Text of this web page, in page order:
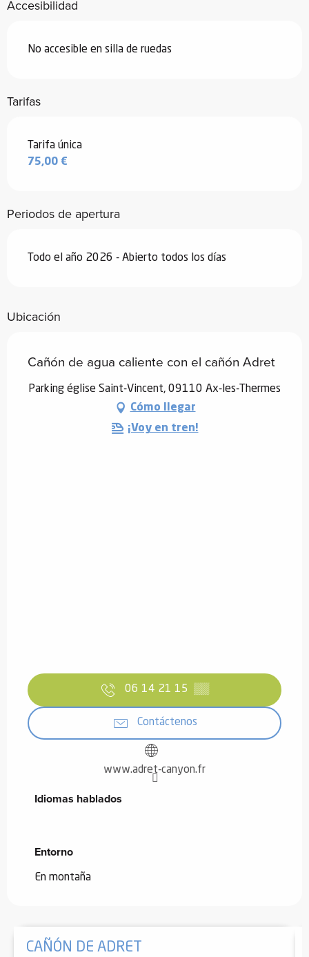
Accesibilidad
No accesible en silla de ruedas
Tarifas
Tarifas 2026
Tarifa única
75,00 €
Periodos de apertura
Todo el año 2026 - Abierto todos los días
Ubicación
Cañón de agua caliente con el cañón Adret
Parking église Saint-Vincent, 09110 Ax-les-Thermes
Cómo llegar
¡Voy en tren!
06 14 21 15 ▒▒
Contáctenos
www.adret-canyon.fr
Idiomas hablados
Idiomas hablados
Entorno
Entorno
En montaña
CAÑÓN DE ADRET